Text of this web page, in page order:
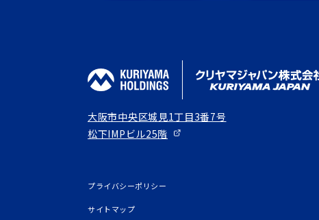
大阪市中央区城見1丁目3番7号
松下IMPビル25階
プライバシーポリシー
サイトマップ